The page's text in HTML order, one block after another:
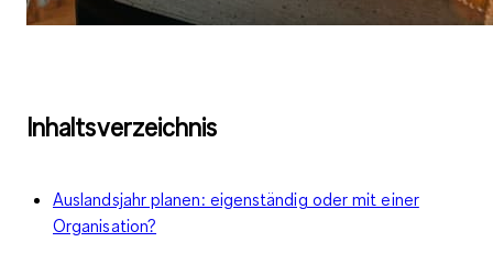
Inhaltsverzeichnis
Auslandsjahr planen: eigenständig oder mit einer
Organisation?